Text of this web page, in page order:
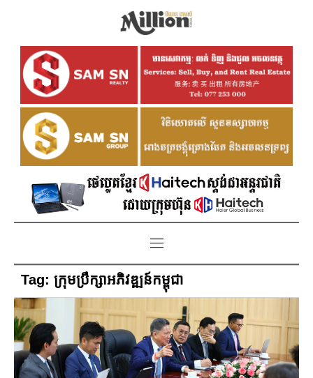
Tag: ក្រុមប្រឹក្សាអភិវឌ្ឍន៍កម្ពុជា